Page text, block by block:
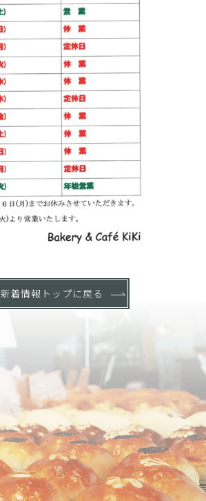
新着情報トップに戻る